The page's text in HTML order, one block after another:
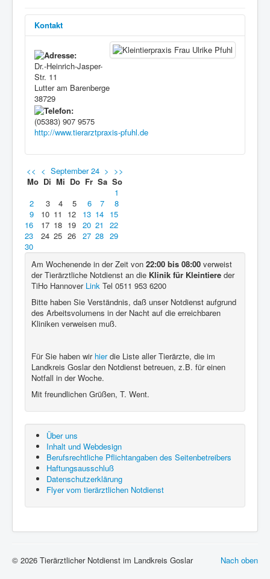
Kontakt
Dr.-Heinrich-Jasper-
Str. 11
Lutter am Barenberge
38729
(05383) 907 9575
http://www.tierarztpraxis-pfuhl.de
<< < September 24 > >>
Mo Di Mi Do Fr Sa So
1
2
3 4 5 6 7
8
9
10 11 12 13 14 15
16
17 18 19 20 21
22
23
24 25 26 27 28 29
30
Am Wochenende in der Zeit von 22:00 bis 08:00 verweist
der Tierärztliche Notdienst an die Klinik für Kleintiere der
TiHo Hannover Link Tel 0511 953 6200
Bitte haben Sie Verständnis, daß unser Notdienst aufgrund
des Arbeitsvolumens in der Nacht auf die erreichbaren
Kliniken verweisen muß.
Für Sie haben wir hierdie Liste aller Tierärzte, die im
Landkreis Goslar den Notdienst betreuen, z.B. für einen
Notfall in der Woche.
Mit freundlichen Grüßen, T. Went.
Über uns
Inhalt und Webdesign
Berufsrechtliche Pflichtangaben des Seitenbetreibers
Haftungsausschluß
Datenschutzerklärung
Flyer vom tierärztlichen Notdienst
Nach oben
© 2026 Tierärztlicher Notdienst im Landkreis Goslar